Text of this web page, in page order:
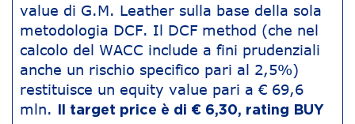
value di G.M. Leather sulla base della sola
metodologia DCF. Il DCF method (che nel
calcolo del WACC include a fini prudenziali
anche un rischio specifico pari al 2,5%)
restituisce un equity value pari a € 69,6
mln.
Il target price è di € 6,30, rating BUY